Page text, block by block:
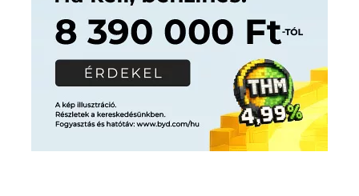
asztalitenisz (130)atlétika(144)autosport(123)
Babos Tímea
Bajnokok Ligája(168)Birkózás(143)Bécs (214) egészség
Európabajnokság(173)ferrari forma 1(1165)
(760) futás(305) Hosszú Katinka (186)hungaroring
Jégkorong(148)kajakkenu(138) (168)kickbox(204)
kosárlabda(166)kézilabda Lewis Hamilton(168)magyar
labdarúgóválogatott(148)Mercedes(244) motorsport(153)Opel
Rendezvény (142)
2016(373)sport(438)
szabadidősport